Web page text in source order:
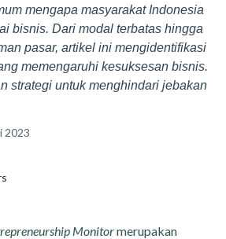
mengapa masyarakat Indonesia
bisnis. Dari modal terbatas hingga
pasar, artikel ini mengidentifikasi
memengaruhi kesuksesan bisnis.
strategi untuk menghindari jebakan
2023
Monitormerupakan